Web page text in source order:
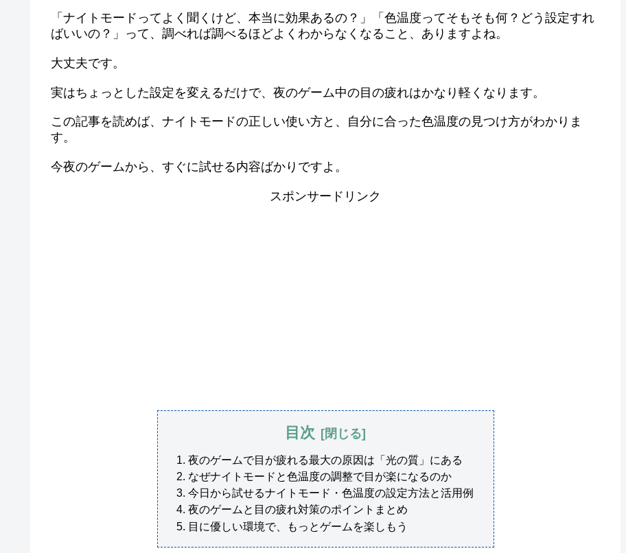
「ナイトモードってよく聞くけど、本当に効果あるの？」「色温度ってそもそも何？どう設定すれ
ばいいの？」って、調べれば調べるほどよくわからなくなること、ありますよね。
大丈夫です。
実はちょっとした設定を変えるだけで、夜のゲーム中の目の疲れはかなり軽くなります。
この記事を読めば、ナイトモードの正しい使い方と、自分に合った色温度の見つけ方がわかりま
す。
今夜のゲームから、すぐに試せる内容ばかりですよ。
スポンサードリンク
目次
夜のゲームで目が疲れる最大の原因は「光の質」にある
なぜナイトモードと色温度の調整で目が楽になるのか
今日から試せるナイトモード・色温度の設定方法と活用例
夜のゲームと目の疲れ対策のポイントまとめ
目に優しい環境で、もっとゲームを楽しもう